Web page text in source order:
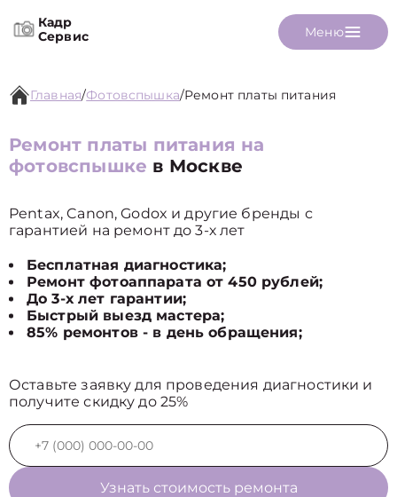
Кадр
Сервис
Меню
Главная/Фотовспышка/Ремонт платы питания
Ремонт платы питания на
фотовспышке в Москве
Pentax, Canon, Godox и другие бренды с
гарантией на ремонт до 3-х лет
Бесплатная диагностика;
Ремонт фотоаппарата от 450 рублей;
До 3-х лет гарантии;
Быстрый выезд мастера;
85% ремонтов - в день обращения;
Оставьте заявку для проведения диагностики и
получите скидку до 25%
Узнать стоимость ремонта